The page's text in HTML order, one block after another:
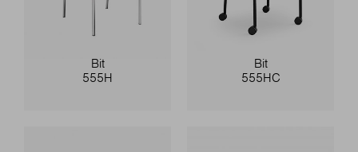
Bit
555H
Bit
555HC